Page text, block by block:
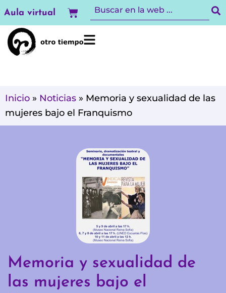
al
contenido
Aula virtual Carrito
Inicio » Noticias » Memoria y sexualidad de las
mujeres bajo el Franquismo
Memoria y sexualidad de
las mujeres bajo el